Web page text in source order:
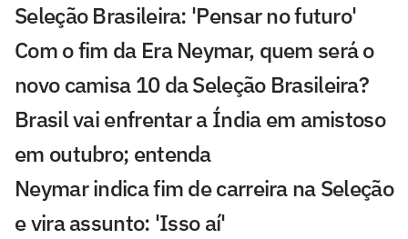
Seleção Brasileira: 'Pensar no futuro'
Com o fim da Era Neymar, quem será o
novo camisa 10 da Seleção Brasileira?
Brasil vai enfrentar a Índia em amistoso
em outubro; entenda
Neymar indica fim de carreira na Seleção
e vira assunto: 'Isso aí'